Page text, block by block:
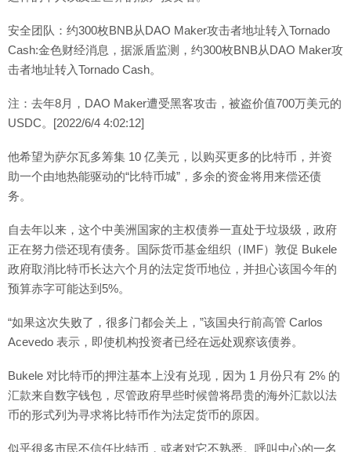
安全团队：约300枚BNB从DAO Maker攻击者地址转入Tornado
Cash:金色财经消息，据派盾监测，约300枚BNB从DAO Maker攻
击者地址转入Tornado Cash。
注：去年8月，DAO Maker遭受黑客攻击，被盗价值700万美元的
USDC。[2022/6/4 4:02:12]
他希望为萨尔瓦多筹集 10 亿美元，以购买更多的比特币，并资
助一个由地热能驱动的“比特币城”，多余的资金将用来偿还债
务。
自去年以来，这个中美洲国家的主权债券一直处于垃圾级，政府
正在努力偿还现有债务。国际货币基金组织（IMF）敦促 Bukele
政府取消比特币长达六个月的法定货币地位，并担心该国今年的
预算赤字可能达到5%。
“如果这次失败了，很多门都会关上，”该国央行前高管 Carlos
Acevedo 表示，即使机构投资者已经在远处观察该债券。
Bukele 对比特币的押注基本上没有兑现，因为 1 月份只有 2% 的
汇款来自数字钱包，尽管政府早些时候曾将昂贵的海外汇款以法
币的形式列为寻求将比特币作为法定货币的原因。
似乎很多市民不信任比特币，或者对它不熟悉。呼叫中心的一名